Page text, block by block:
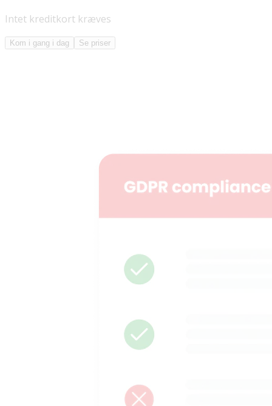
Intet kreditkort kræves
Kom i gang i dag Se priser